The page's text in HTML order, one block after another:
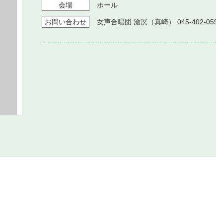
会場 ホール
お問い合わせ 女声合唱団 滄溟（真崎） 045-402-